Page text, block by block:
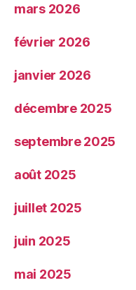
mars 2026
février 2026
janvier 2026
décembre 2025
septembre 2025
août 2025
juillet 2025
juin 2025
mai 2025